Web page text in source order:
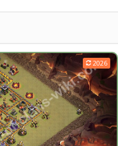
2026